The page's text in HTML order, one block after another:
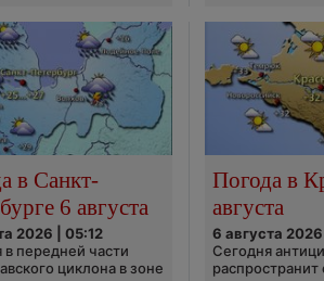
в Санкт-
6 августа
2026 | 05:12
в передней части
циклона в зоне
Погода в
августа
6 августа
Сегодня
распространит